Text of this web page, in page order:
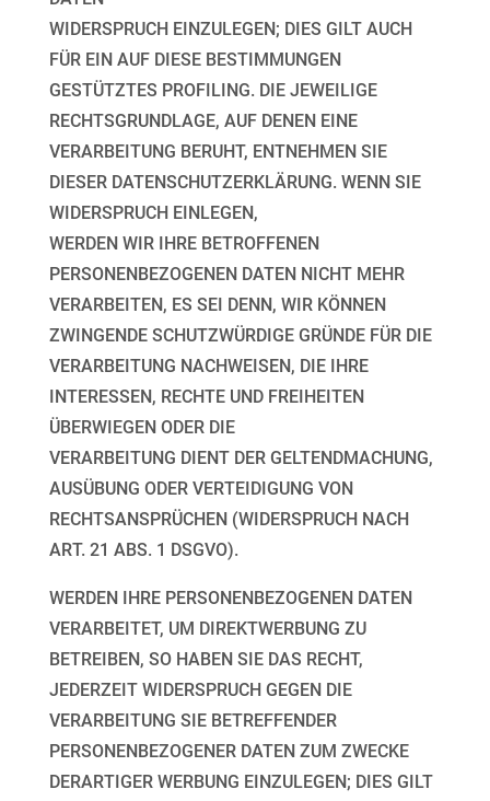
WIDERSPRUCH EINZULEGEN; DIES GILT AUCH
FÜR EIN AUF DIESE BESTIMMUNGEN
GESTÜTZTES PROFILING. DIE JEWEILIGE
RECHTSGRUNDLAGE, AUF DENEN EINE
VERARBEITUNG BERUHT, ENTNEHMEN SIE
DIESER DATENSCHUTZERKLÄRUNG. WENN SIE
WIDERSPRUCH EINLEGEN,
WERDEN WIR IHRE BETROFFENEN
PERSONENBEZOGENEN DATEN NICHT MEHR
VERARBEITEN, ES SEI DENN, WIR KÖNNEN
ZWINGENDE SCHUTZWÜRDIGE GRÜNDE FÜR DIE
VERARBEITUNG NACHWEISEN, DIE IHRE
INTERESSEN, RECHTE UND FREIHEITEN
ÜBERWIEGEN ODER DIE
VERARBEITUNG DIENT DER GELTENDMACHUNG,
AUSÜBUNG ODER VERTEIDIGUNG VON
RECHTSANSPRÜCHEN (WIDERSPRUCH NACH
ART. 21 ABS. 1 DSGVO).
WERDEN IHRE PERSONENBEZOGENEN DATEN
VERARBEITET, UM DIREKTWERBUNG ZU
BETREIBEN, SO HABEN SIE DAS RECHT,
JEDERZEIT WIDERSPRUCH GEGEN DIE
VERARBEITUNG SIE BETREFFENDER
PERSONENBEZOGENER DATEN ZUM ZWECKE
DERARTIGER WERBUNG EINZULEGEN; DIES GILT